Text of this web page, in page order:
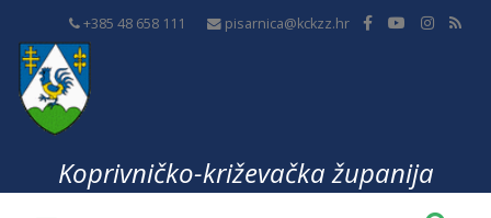
+385 48 658 111 pisarnica@kckzz.hr
Koprivničko-križevačka županija